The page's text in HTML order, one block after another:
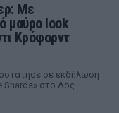
Με
μαύρο look
Κρόφορντ
σε εκδήλωση
Shards» στο Λος